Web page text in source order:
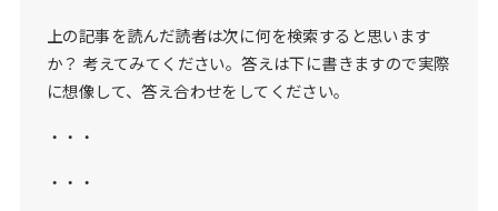
上の記事を読んだ読者は次に何を検索すると思います
か？ 考えてみてください。答えは下に書きますので実際
に想像して、答え合わせをしてください。
・・・
・・・